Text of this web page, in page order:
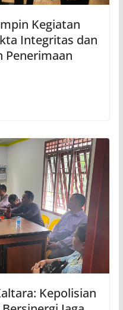
Kegiatan
Integritas dan
Penerimaan
Kepolisian